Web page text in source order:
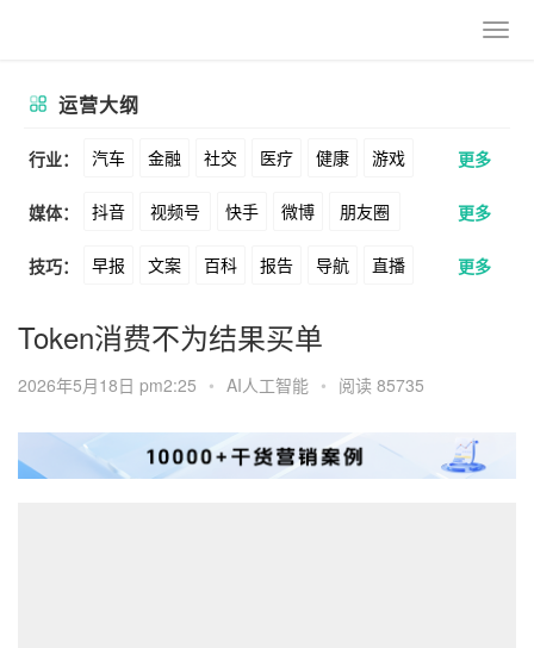
运营大纲
行业： 汽车 金融 社交 医疗 健康 游戏
动漫 美妆 美食 家装 教育 婚纱
酒旅 母婴 宠物 文娱 跨境 科技
广告 元宇宙 房地产
更多
媒体： 抖音 视频号 快手 微博 朋友圈
公众号 B站 小红书 头条 知乎
Soul 360 百度 搜狗 爱奇艺
美图 最右 神马 谷歌 Facebook
Tiktok YouTube Yahoo Bing
更多
技巧： 早报 文案 百科 报告 导航 直播
卖货 脚本 话术 电商 私域
涨粉 广告 推广 方案 策划 案例
数据 拉新 活动 用户 海外
更多
Token消费不为结果买单
2026年5月18日 pm2:25 • AI人工智能 • 阅读 85735